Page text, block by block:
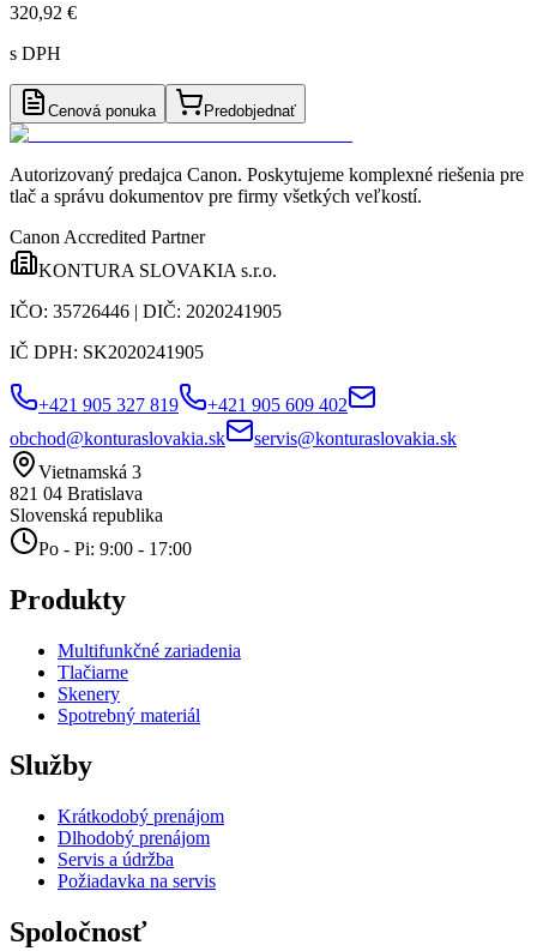
320,92 €
s DPH
Cenová ponuka Predobjednať
Autorizovaný predajca Canon. Poskytujeme komplexné riešenia pre
tlač a správu dokumentov pre firmy všetkých veľkostí.
Canon Accredited Partner
KONTURA SLOVAKIA s.r.o.
IČO: 35726446 | DIČ: 2020241905
IČ DPH: SK2020241905
+421 905 327 819
+421 905 609 402
obchod@konturaslovakia.sk
servis@konturaslovakia.sk
Vietnamská 3
821 04 Bratislava
Slovenská republika
Po - Pi: 9:00 - 17:00
Produkty
Multifunkčné zariadenia
Tlačiarne
Skenery
Spotrebný materiál
Služby
Krátkodobý prenájom
Dlhodobý prenájom
Servis a údržba
Požiadavka na servis
Spoločnosť